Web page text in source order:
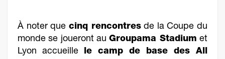
À noter que cinq rencontresde la Coupe du
monde se joueront auGroupama Stadium et
Lyon accueille le camp de base des All